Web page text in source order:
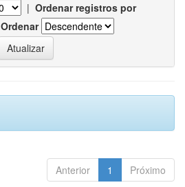
| Ordenar registros por
Ordenar
Anterior 1 Próximo